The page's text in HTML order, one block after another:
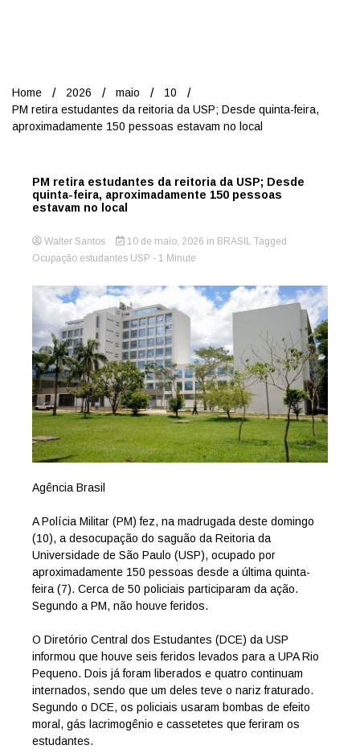
Home 2026 maio
10
PM retira estudantes da reitoria da USP; Desde quinta-feira,
aproximadamente 150 pessoas estavam no local
PM retira estudantes da reitoria da USP; Desde
quinta-feira, aproximadamente 150 pessoas
estavam no local
Walter Santos 10 de maio, 2026 in BRASIL Tagged
Ocupação estudantes USP - 1 Minute
Agência Brasil
A Polícia Militar (PM) fez, na madrugada deste domingo
(10), a desocupação do saguão da Reitoria da
Universidade de São Paulo (USP), ocupado por
aproximadamente 150 pessoas desde a última quinta-
feira (7). Cerca de 50 policiais participaram da ação.
Segundo a PM, não houve feridos.
O Diretório Central dos Estudantes (DCE) da USP
informou que houve seis feridos levados para a UPA Rio
Pequeno. Dois já foram liberados e quatro continuam
internados, sendo que um deles teve o nariz fraturado.
Segundo o DCE, os policiais usaram bombas de efeito
moral, gás lacrimogênio e cassetetes que feriram os
estudantes.